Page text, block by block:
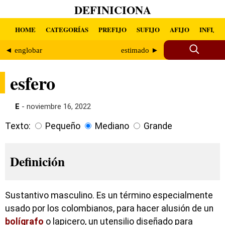
DEFINICIONA
HOME CATEGORÍAS PREFIJO SUFIJO AFIJO INFIJO
◄ englobar estimado ►
esfero
E - noviembre 16, 2022
Texto: Pequeño Mediano Grande
Definición
Sustantivo masculino. Es un término especialmente
usado por los colombianos, para hacer alusión de un
bolígrafo o lapicero, un utensilio diseñado para